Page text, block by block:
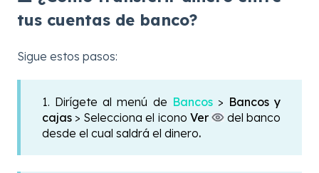
tus cuentas de banco?
Sigue estos pasos:
1. Dirígete al menú de Bancos > Bancos y
cajas > Selecciona el icono Ver
del banco
desde el cual saldrá el dinero.